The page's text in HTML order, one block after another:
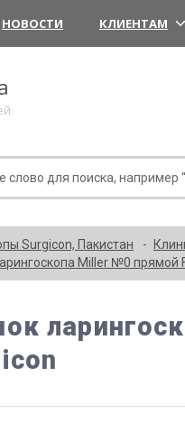
НОВОСТИ КЛИЕНТАМ
Surgicon, Пакистан
Miller №0 прямой